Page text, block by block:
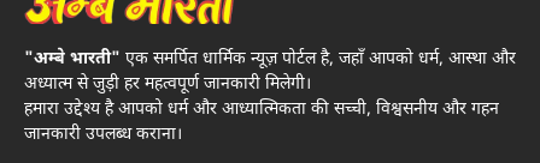
"अम्बे भारती" एक समर्पित धार्मिक न्यूज़ पोर्टल है, जहाँ आपको धर्म, आस्था और
अध्यात्म से जुड़ी हर महत्वपूर्ण जानकारी मिलेगी।
हमारा उद्देश्य है आपको धर्म और आध्यात्मिकता की सच्ची, विश्वसनीय और गहन
जानकारी उपलब्ध कराना।